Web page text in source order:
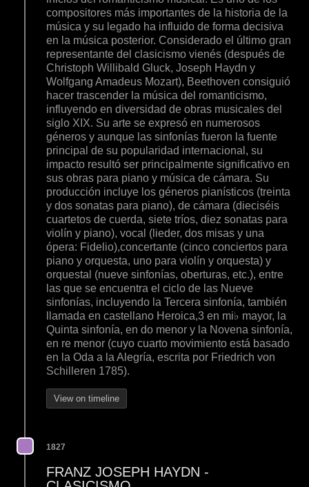
compositores más importantes de la historia de la
música y su legado ha influido de forma decisiva
en la música posterior. Considerado el último gran
representante del clasicismo vienés (después de
Christoph Willibald Gluck, Joseph Haydn y
Wolfgang Amadeus Mozart), Beethoven consiguió
hacer trascender la música del romanticismo,
influyendo en diversidad de obras musicales del
siglo XIX. Su arte se expresó en numerosos
géneros y aunque las sinfonías fueron la fuente
principal de su popularidad internacional, su
impacto resultó ser principalmente significativo en
sus obras para piano y música de cámara. Su
producción incluye los géneros pianísticos (treinta
y dos sonatas para piano), de cámara (dieciséis
cuartetos de cuerda, siete tríos, diez sonatas para
violín y piano), vocal (lieder, dos misas y una
ópera: Fidelio),concertante (cinco conciertos para
piano y orquesta, uno para violín y orquesta) y
orquestal (nueve sinfonías, oberturas, etc.), entre
las que se encuentra el ciclo de las Nueve
sinfonías, incluyendo la Tercera sinfonía, también
llamada en castellano Heroica,3 en mi♭ mayor, la
Quinta sinfonía, en do menor y la Novena sinfonía,
en re menor (cuyo cuarto movimiento está basado
en la Oda a la Alegría, escrita por Friedrich von
Schilleren 1785).
View on timeline
1827
FRANZ JOSEPH HAYDN -